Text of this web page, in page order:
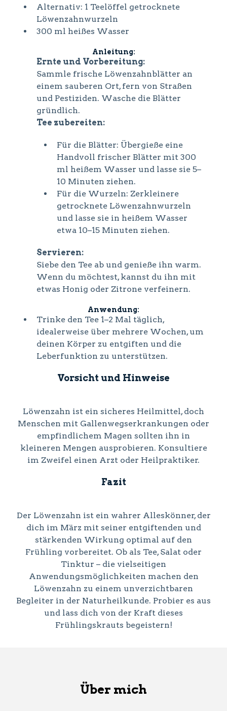
Alternativ: 1 Teelöffel getrocknete
Löwenzahnwurzeln
300 ml heißes Wasser
Anleitung:
Ernte und Vorbereitung:
Sammle frische Löwenzahnblätter an
einem sauberen Ort, fern von Straßen
und Pestiziden. Wasche die Blätter
gründlich.
Tee zubereiten:
Für die Blätter: Übergieße eine
Handvoll frischer Blätter mit 300
ml heißem Wasser und lasse sie 5–
10 Minuten ziehen.
Für die Wurzeln: Zerkleinere
getrocknete Löwenzahnwurzeln
und lasse sie in heißem Wasser
etwa 10–15 Minuten ziehen.
Servieren:
Siebe den Tee ab und genieße ihn warm.
Wenn du möchtest, kannst du ihn mit
etwas Honig oder Zitrone verfeinern.
Anwendung:
Trinke den Tee 1–2 Mal täglich,
idealerweise über mehrere Wochen, um
deinen Körper zu entgiften und die
Leberfunktion zu unterstützen.
Vorsicht und Hinweise
Löwenzahn ist ein sicheres Heilmittel, doch
Menschen mit Gallenwegserkrankungen oder
empfindlichem Magen sollten ihn in
kleineren Mengen ausprobieren. Konsultiere
im Zweifel einen Arzt oder Heilpraktiker.
Fazit
Der Löwenzahn ist ein wahrer Alleskönner, der
dich im März mit seiner entgiftenden und
stärkenden Wirkung optimal auf den
Frühling vorbereitet. Ob als Tee, Salat oder
Tinktur – die vielseitigen
Anwendungsmöglichkeiten machen den
Löwenzahn zu einem unverzichtbaren
Begleiter in der Naturheilkunde. Probier es aus
und lass dich von der Kraft dieses
Frühlingskrauts begeistern!
Über mich